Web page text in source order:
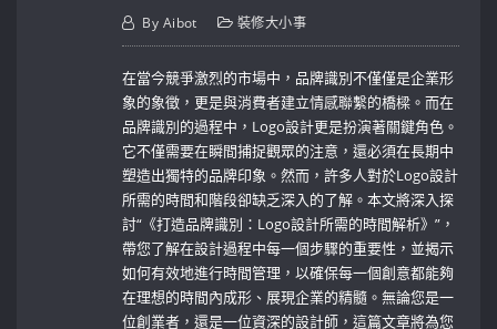
By Aibot 裝修大小事
在當今競爭激烈的市場中，品牌識別不僅僅是企業形
象的象徵，更是與消費者建立情感聯繫的橋樑。而在
品牌識別的過程中，Logo設計更是扮演著關鍵角色。
它不僅需要在瞬間捕捉觀眾的注意，還必須在長期中
塑造出獨特的品牌印象。然而，許多人對於Logo設計
所需的時間和階段卻缺乏深入的了解。本文將深入探
討“《打造品牌識別：Logo設計所需的時間解析》”，
帶您了解在設計過程中每一個步驟的重要性，並揭示
如何有效地進行時間管理，以確保每一個創意都能夠
在理想的時間內成形、展現企業的精髓。無論您是一
位創業者，還是一位資深的設計師，這篇文章將為您